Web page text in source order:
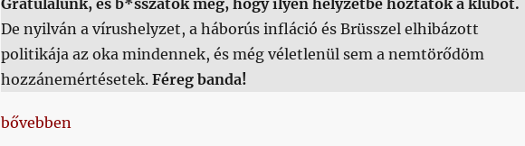
De nyilván a vírushelyzet, a háborús infláció és Brüsszel elhibázott
politikája az oka mindennek, és még véletlenül sem a nemtörődöm
hozzánemértésetek. Féreg banda!
„Milyen középcsapat?”
bővebben